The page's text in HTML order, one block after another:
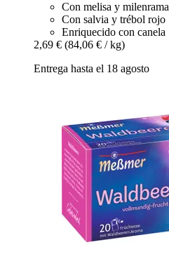
Con melisa y milenrama
Con salvia y trébol rojo
Enriquecido con canela
2,69 € (84,06 € / kg)
Entrega hasta el 18 agosto